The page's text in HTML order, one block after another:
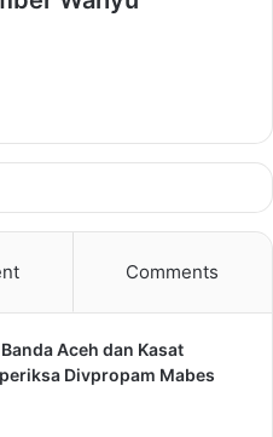
Comments
Aceh dan Kasat
Divpropam Mabes